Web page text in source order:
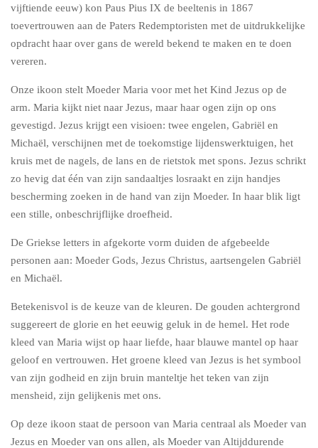
vijftiende eeuw) kon Paus Pius IX de beeltenis in 1867
toevertrouwen aan de Paters Redemptoristen met de uitdrukkelijke
opdracht haar over gans de wereld bekend te maken en te doen
vereren.
Onze ikoon stelt Moeder Maria voor met het Kind Jezus op de
arm. Maria kijkt niet naar Jezus, maar haar ogen zijn op ons
gevestigd. Jezus krijgt een visioen: twee engelen, Gabriël en
Michaël, verschijnen met de toekomstige lijdenswerktuigen, het
kruis met de nagels, de lans en de rietstok met spons. Jezus schrikt
zo hevig dat één van zijn sandaaltjes losraakt en zijn handjes
bescherming zoeken in de hand van zijn Moeder. In haar blik ligt
een stille, onbeschrijflijke droefheid.
De Griekse letters in afgekorte vorm duiden de afgebeelde
personen aan: Moeder Gods, Jezus Christus, aartsengelen Gabriël
en Michaël.
Betekenisvol is de keuze van de kleuren. De gouden achtergrond
suggereert de glorie en het eeuwig geluk in de hemel. Het rode
kleed van Maria wijst op haar liefde, haar blauwe mantel op haar
geloof en vertrouwen. Het groene kleed van Jezus is het symbool
van zijn godheid en zijn bruin manteltje het teken van zijn
mensheid, zijn gelijkenis met ons.
Op deze ikoon staat de persoon van Maria centraal als Moeder van
Jezus en Moeder van ons allen, als Moeder van Altijddurende